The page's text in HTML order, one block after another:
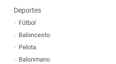
Deportes
Fútbol
Baloncesto
Pelota
Balonmano